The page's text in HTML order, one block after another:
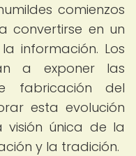
comienzos
convertirse en un
información. Los
a exponer las
fabricación del
esta evolución
visión única de la
y la tradición.